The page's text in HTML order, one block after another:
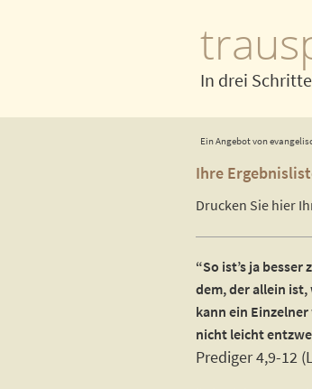
In drei
Ein Angebot von
Ihre
Drucken Sie hier
“So ist’s ja
dem, der allein
kann ein
nicht leicht
Prediger 4,9-12